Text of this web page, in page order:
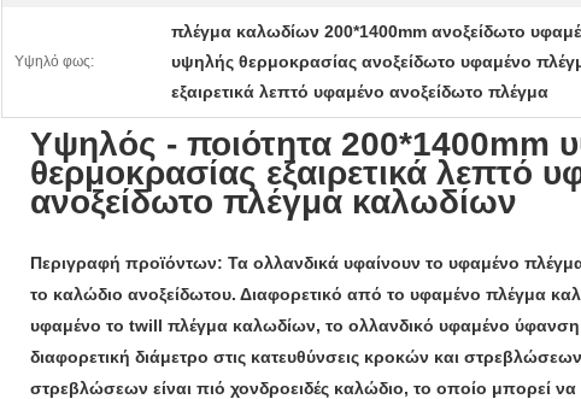
Υψηλό φως:
πλέγμα καλωδίων 200*1400mm ανοξείδωτο
υψηλής θερμοκρασίας ανοξείδωτο υφαμένο
εξαιρετικά λεπτό υφαμένο ανοξείδωτο πλέγμα
Υψηλός - ποιότητα 200*1400mm
θερμοκρασίας εξαιρετικά λεπτό
ανοξείδωτο πλέγμα καλωδίων
Περιγραφή προϊόντων: Τα ολλανδικά υφαίνουν το υφαμένο
το καλώδιο ανοξείδωτου. Διαφορετικό από το υφαμένο πλέγμα
υφαμένο το twill πλέγμα καλωδίων, το ολλανδικό υφαμένο ύφανση
διαφορετική διάμετρο στις κατευθύνσεις κροκών και
στρεβλώσεων είναι πιό χονδροειδές καλώδιο, το οποίο μπορεί